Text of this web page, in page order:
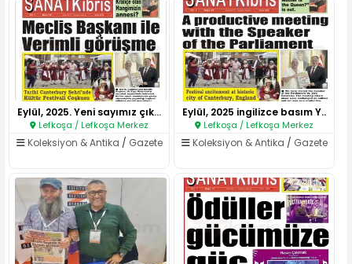
Eylül, 2025. Yeni sayımız çıkt..
Lefkoşa / Lefkoşa Merkez
Koleksiyon & Antika / Gazete
Eylül, 2025 ingilizce basım Y..
Lefkoşa / Lefkoşa Merkez
Koleksiyon & Antika / Gazete